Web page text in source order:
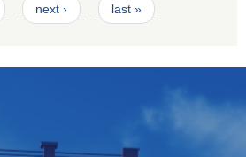
next › last »